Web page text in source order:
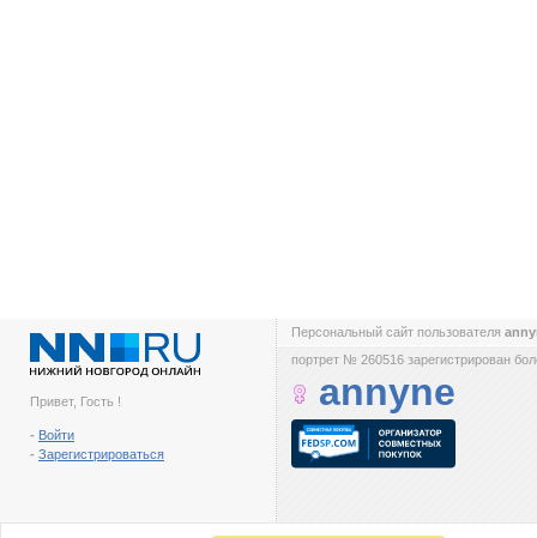
Привет, Гость !
- Войти
- Зарегистрироваться
Персональный сайт пользователя
портрет № 260516 зарегистрирован
annyne